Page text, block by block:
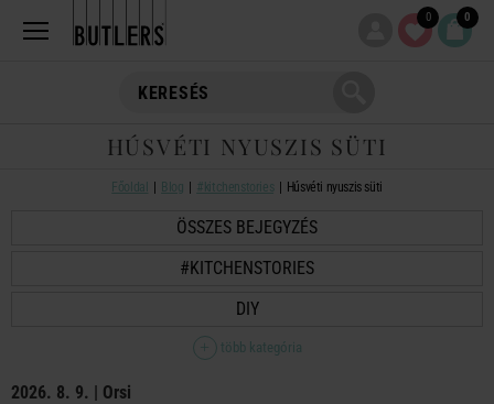
0 0
HÚSVÉTI NYUSZIS SÜTI
Főoldal Blog #kitchenstories Húsvéti nyuszis süti
ÖSSZES BEJEGYZÉS
#KITCHENSTORIES
DIY
több kategória
2026. 8. 9. | Orsi